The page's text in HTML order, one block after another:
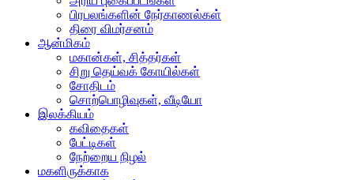
பிரபலங்களின் நேர்காணல்கள்
திரை விமர்சனம்
ஆன்மிகம்
மகான்கள், சித்தர்கள்
சிறு தெய்வக் கோயில்கள்
சோதிடம்
சொற்பொழிவுகள், வீடியோ
இலக்கியம்
கவிதைகள்
பேட்டிகள்
நேற்றைய நிழல்
மகளிருக்காக